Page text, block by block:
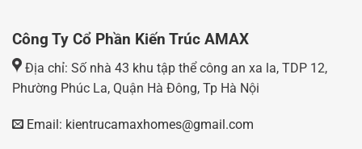
Công Ty Cổ Phần Kiến Trúc AMAX
Địa chỉ: Số nhà 43 khu tập thể công an xa la, TDP 12,
Phường Phúc La, Quận Hà Đông, Tp Hà Nội
Email: kientrucamaxhomes@gmail.com